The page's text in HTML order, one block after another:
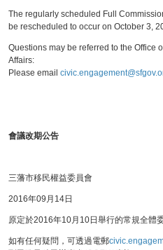
The regularly scheduled Full
be rescheduled to occur on October 3,
Questions may be referred to the Office
Affairs:
Please email
會議改期公告
三藩市移民權益委員會
2016年09月14日
原定於2016年10月10日舉行的常規全體
如有任何疑問，可透過電郵